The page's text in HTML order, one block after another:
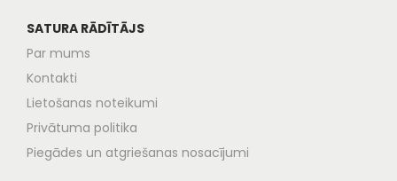
SATURA RĀDĪTĀJS
Par mums
Kontakti
Lietošanas noteikumi
Privātuma politika
Piegādes un atgriešanas nosacījumi